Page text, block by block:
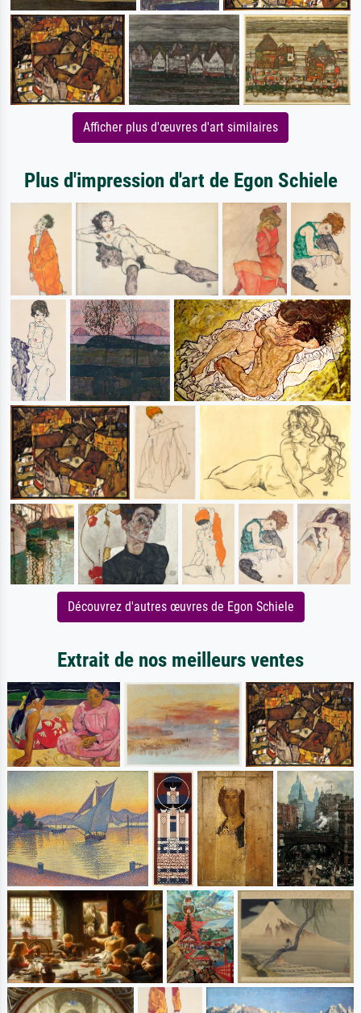
Afficher plus d'œuvres d'art similaires
Plus d'impression d'art de Egon Schiele
Découvrez d'autres œuvres de Egon Schiele
Extrait de nos meilleurs ventes